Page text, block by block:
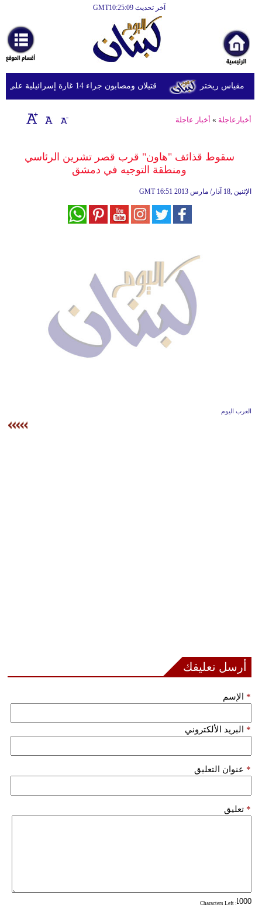
آخر تحديث GMT10:25:09
أخبارعاجلة
رياضة
ثقافة
إقتصاد
وموسيقى
أزياء
قتيلان ومصابون جراء 14 غارة إسرائيلية على شرق وجنوب لبنان
أخبارعاجلة » أخبار عاجلة
سقوط قذائف "هاون" قرب قصر تشرين الرئاسي
ومنطقة التوجيه في دمشق
GMT 16:51 2013 الإثنين ,18 آذار/ مارس
العرب اليوم
أرسل تعليقك
الإسم *
البريد الألكتروني *
عنوان التعليق *
تعليق *
: Characters Left